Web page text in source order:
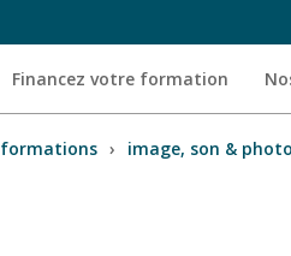
Financez votre formation
formations › image, son & photo